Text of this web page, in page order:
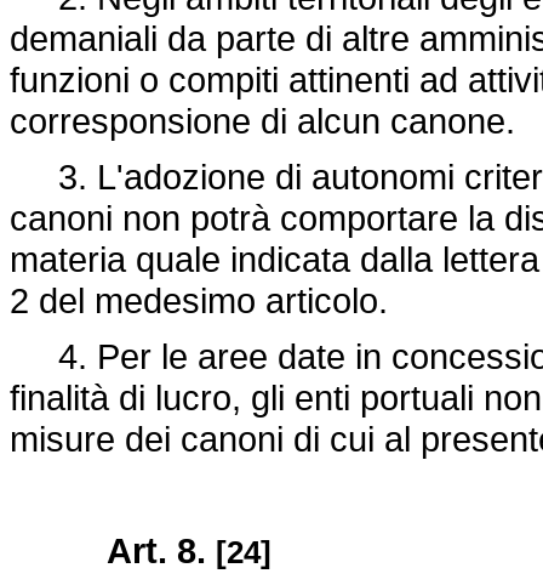
demaniali da parte di altre
funzioni o compiti attinenti ad
corresponsione di alcun canone.
3. L'adozione di autonomi
canoni non potrà comportare la
materia quale indicata dalla
2 del medesimo articolo.
4. Per le aree date in
finalità di lucro, gli enti portuali
misure dei canoni di cui al
Art. 8. [24]